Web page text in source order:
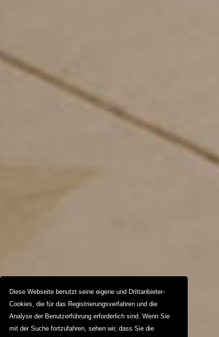
Diese Webseite benutzt seine eigene und Drittanbieter-
Cookies, die für das Registrierungsverfahren und die
Analyse der Benutzerführung erforderlich sind. Wenn Sie
mit der Suche fortzufahren, sehen wir, dass Sie die